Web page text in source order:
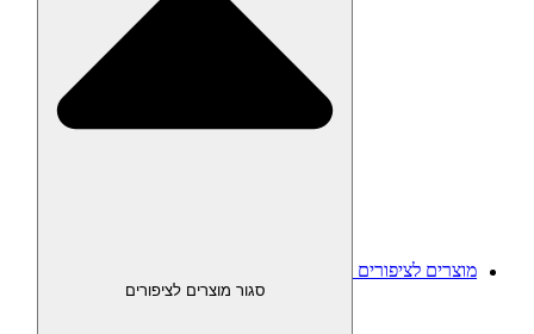
מוצרים לציפורים
סגור מוצרים לציפורים